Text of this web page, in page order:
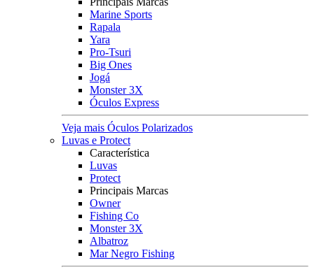
Marine Sports
Rapala
Yara
Pro-Tsuri
Big Ones
Jogá
Monster 3X
Óculos Express
Veja mais Óculos Polarizados
Luvas e Protect
Característica
Luvas
Protect
Principais Marcas
Owner
Fishing Co
Monster 3X
Albatroz
Mar Negro Fishing